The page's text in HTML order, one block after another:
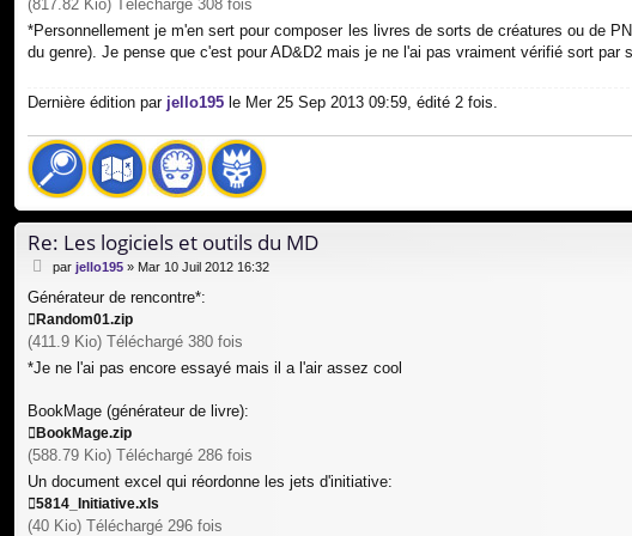
(817.82 Kio) Téléchargé 308 fois
*Personnellement je m'en sert pour composer les livres de sorts de créatures ou de
du genre). Je pense que c'est pour AD&D2 mais je ne l'ai pas vraiment vérifié sort par
Dernière édition par jello195 le Mer 25 Sep 2013 09:59, édité 2 fois.
Re: Les logiciels et outils du MD
M
s
s
a
e
par jello195 » Mar 10 Juil 2012 16:32
Générateur de rencontre*:
Random01.zip
(411.9 Kio) Téléchargé 380 fois
*Je ne l'ai pas encore essayé mais il a l'air assez cool
BookMage (générateur de livre):
BookMage.zip
(588.79 Kio) Téléchargé 286 fois
Un document excel qui réordonne les jets d'initiative:
5814_Initiative.xls
(40 Kio) Téléchargé 296 fois